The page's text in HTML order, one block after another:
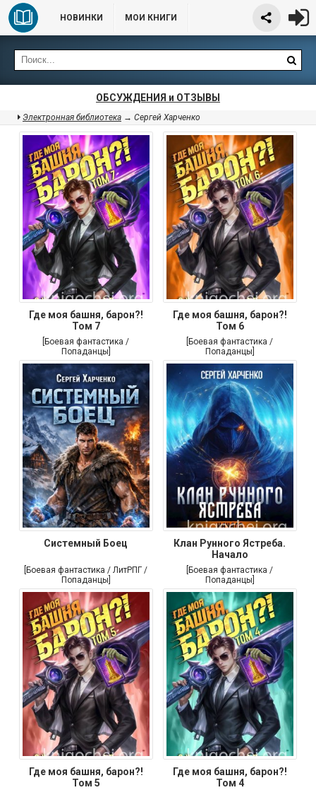
НОВИНКИ МОИ КНИГИ
ОБСУЖДЕНИЯ и ОТЗЫВЫ
Электронная библиотека → Сергей Харченко
Где моя башня, барон?!
Том 7
[Боевая фантастика /
Попаданцы]
Где моя башня, барон?!
Том 6
[Боевая фантастика /
Попаданцы]
Системный Боец
[Боевая фантастика / ЛитРПГ /
Попаданцы]
Клан Рунного Ястреба.
Начало
[Боевая фантастика /
Попаданцы]
Где моя башня, барон?!
Том 5
Где моя башня, барон?!
Том 4